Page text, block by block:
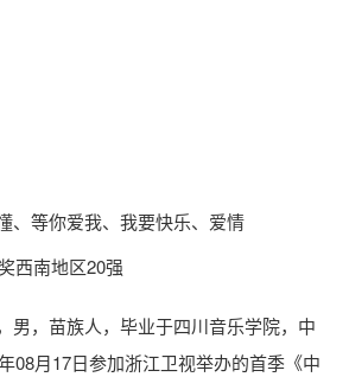
、等你爱我、我要快乐、爱情
西南地区20强
男，苗族人，毕业于四川音乐学院，中
08月17日参加浙江卫视举办的首季《中